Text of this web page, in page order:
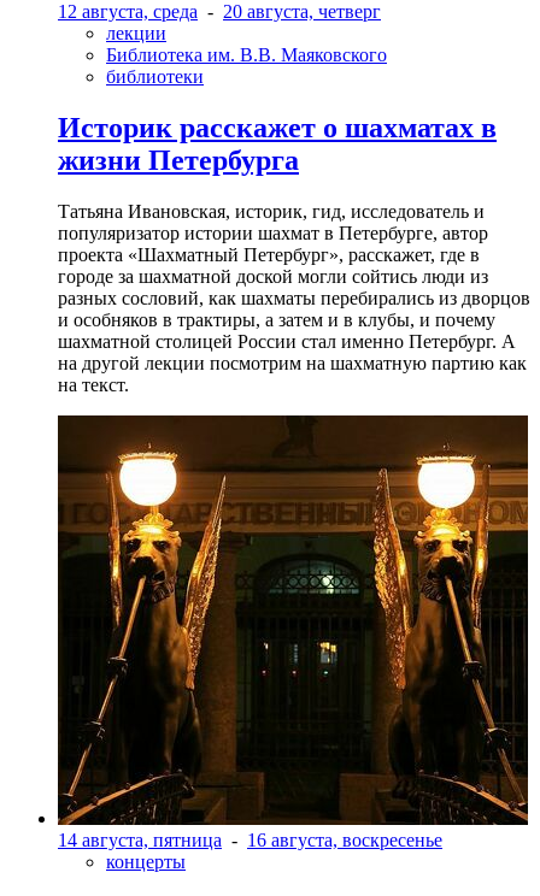
12 августа, среда - 20 августа, четверг
лекции
Библиотека им. В.В. Маяковского
библиотеки
Историк расскажет о шахматах в
жизни Петербурга
Татьяна Ивановская, историк, гид, исследователь и
популяризатор истории шахмат в Петербурге, автор
проекта «Шахматный Петербург», расскажет, где в
городе за шахматной доской могли сойтись люди из
разных сословий, как шахматы перебирались из дворцов
и особняков в трактиры, а затем и в клубы, и почему
шахматной столицей России стал именно Петербург. А
на другой лекции посмотрим на шахматную партию как
на текст.
14 августа, пятница - 16 августа, воскресенье
концерты